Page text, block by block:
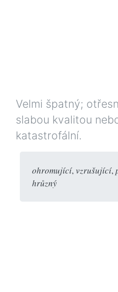
Velmi špatný;
slabou kvalitou
katastrofální.
ohromující,vzrušující,
hrůzný